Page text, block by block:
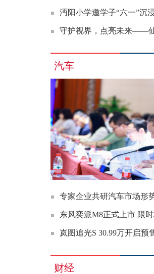
沔阳小学邀学子“六一”沉
守护视界，点亮未来——
汽车
专家企业共研汽车市场形
东风奕派M8正式上市 限
岚图追光S 30.99万开启
财经